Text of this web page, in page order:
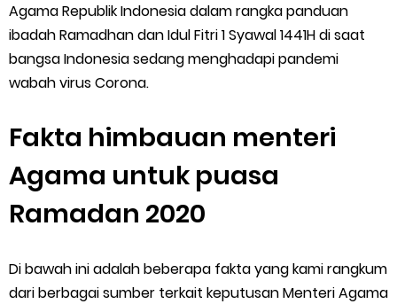
Cara Transfer Gopay ke Shopeepay Tanpa Potongan
Cara Ping Server Shopee Food 2022
Cara Mengatasi Aplikasi Gojek Mengalami Gangguan
DNS Server Gojek Driver Terbaru 2026: Panduan Lengkap DNS
Saturday, 8 August
Agama Republik Indonesia dalam rangka panduan
ibadah Ramadhan dan Idul Fitri 1 Syawal 1441H di saat
bangsa Indonesia sedang menghadapi pandemi
wabah virus Corona.
Fakta himbauan menteri
Agama untuk puasa
Ramadan 2020
Di bawah ini adalah beberapa fakta yang kami rangkum
dari berbagai sumber terkait keputusan Menteri Agama